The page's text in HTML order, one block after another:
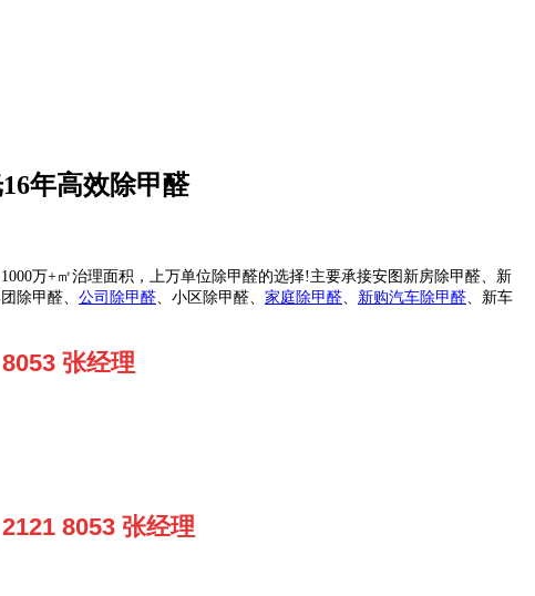
年高效除甲醛
万+㎡治理面积，上万单位除甲醛的选择!主要承接安图新房除甲醛、新
除甲醛、 公司除甲醛 、小区除甲醛、 家庭除甲醛 新购汽车除甲醛 、新车
张经理
8053 张经理